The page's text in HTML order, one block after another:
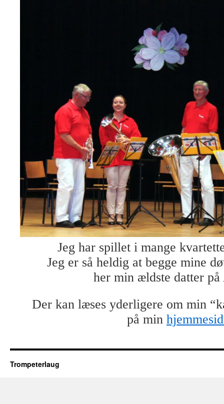
Jeg har spillet i mange
Jeg er så heldig at begge mine
her min ældste datter
Der kan læses yderligere om min
på min
Trompeterlaug